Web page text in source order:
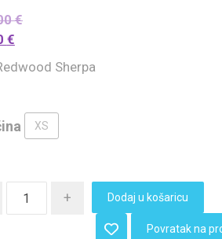
€
€
Sherpa
XS
+ Dodaj u košaricu
Povratak na